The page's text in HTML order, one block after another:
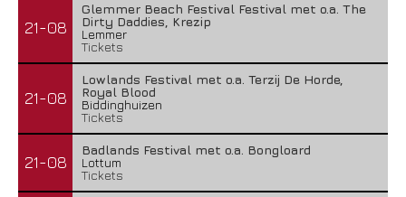
21-08
Glemmer Beach Festival Festival met o.a. The
Dirty Daddies, Krezip
Lemmer
Tickets
21-08
Lowlands Festival met o.a. Terzij De Horde,
Royal Blood
Biddinghuizen
Tickets
21-08
Badlands Festival met o.a. Bongloard
Lottum
Tickets